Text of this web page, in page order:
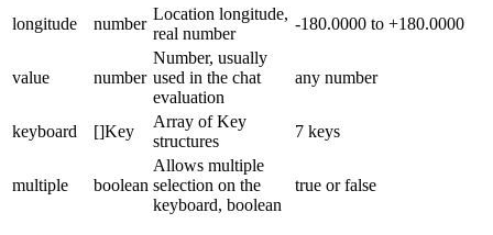
longitude
number
Location longitude,
real number
-180.0000 to +180.0000
value number
Number, usually
used in the chat
evaluation
any number
keyboard []Key
Array of Key
structures
7 keys
multiple boolean
Allows multiple
selection on the
keyboard, boolean
true or false